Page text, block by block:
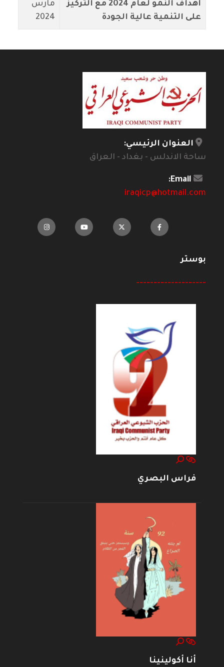
أهداف النمو لعام 2024 مع التركيز
على التنمية عالية الجودة
مارس
2024
العنوان الرئيسي:
ساحة الاندلس - بغداد - العراق
Email:
iraqicp@hotmail.com
بوستر
--------------------
فراس البصري
أنا أكولينينا